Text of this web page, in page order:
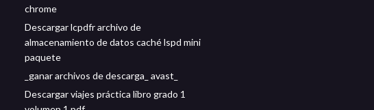
chrome
Descargar lcpdfr archivo de
almacenamiento de datos caché lspd mini
paquete
_ganar archivos de descarga_ avast_
Descargar viajes práctica libro grado 1